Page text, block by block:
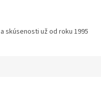
skúsenosti už od roku 1995